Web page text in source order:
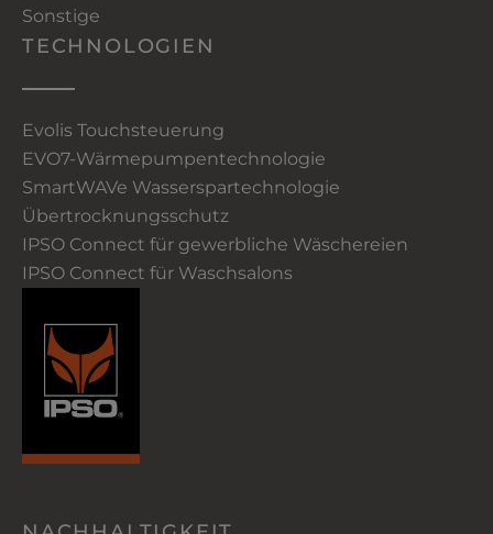
Sonstige
TECHNOLOGIEN
Evolis Touchsteuerung
EVO7-Wärmepumpentechnologie
SmartWAVe Wasserspartechnologie
Übertrocknungsschutz
IPSO Connect für gewerbliche Wäschereien
IPSO Connect für Waschsalons